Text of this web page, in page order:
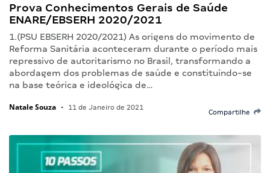
Prova Conhecimentos Gerais de Saúde
ENARE/EBSERH 2020/2021
1.(PSU EBSERH 2020/2021) As origens do movimento de
Reforma Sanitária aconteceram durante o período mais
repressivo de autoritarismo no Brasil, transformando a
abordagem dos problemas de saúde e constituindo-se
na base teórica e ideológica de…
Natale Souza • 11 de Janeiro de 2021
Compartilhe